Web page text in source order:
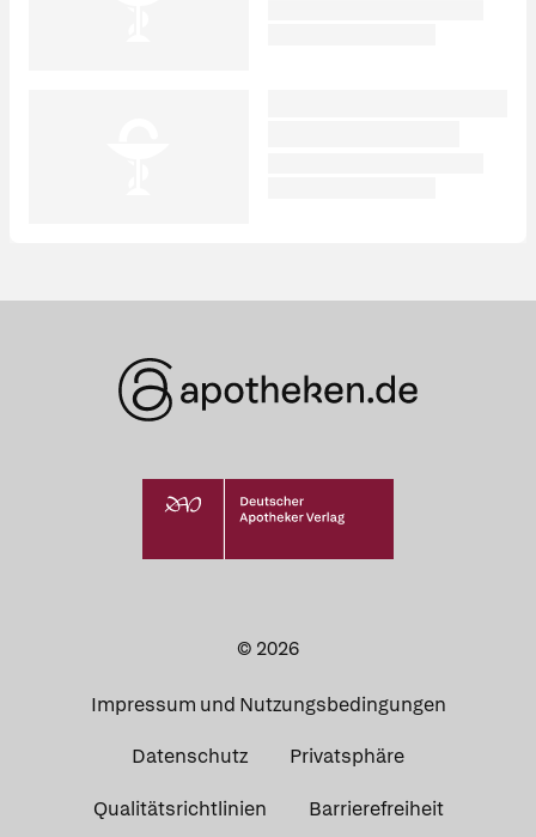
© 2026
Impressum und Nutzungsbedingungen
Datenschutz Privatsphäre
Qualitätsrichtlinien Barrierefreiheit